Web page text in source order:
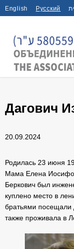
English Русский
Главная /
Дагович
20.09.2024
Родилась 23 июня
Мама Елена
Беркович был
куплено место в
братьями
также проживала в